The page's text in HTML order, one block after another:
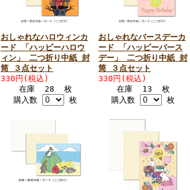
おしゃれなハロウィンカ
ード 「ハッピーハロウ
ィン」 二つ折り中紙 封
筒 ３点セット
330円(税込)
在庫 28 枚
購入数
枚
おしゃれなバースデーカ
ード 「ハッピーバース
デー」 二つ折り中紙 封
筒 ３点セット
330円(税込)
在庫 13 枚
購入数
枚